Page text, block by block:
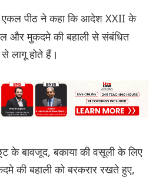
एकल पीठ ने कहा कि आदेश XXII के
और मुकदमे की बहाली से संबंधित
से लागू होते हैं।
के बावजूद, बकाया की वसूली के लिए
की बहाली को बरकरार रखते हुए,